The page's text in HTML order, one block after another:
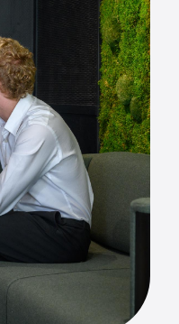
en niet als